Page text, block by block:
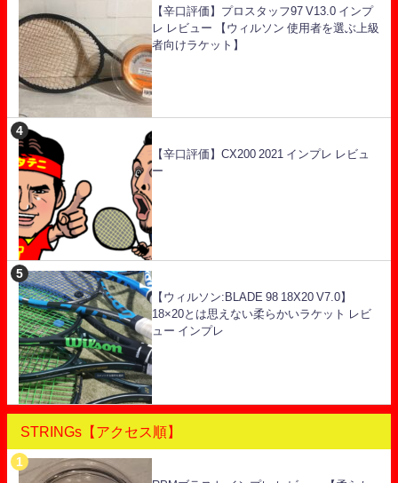
【辛口評価】プロスタッフ97 V13.0 インプ
レ レビュー 【ウィルソン 使用者を選ぶ上級
者向けラケット】
【辛口評価】CX200 2021 インプレ レビュ
ー
【ウィルソン:BLADE 98 18X20 V7.0】
18×20とは思えない柔らかいラケット レビ
ュー インプレ
STRINGs【アクセス順】